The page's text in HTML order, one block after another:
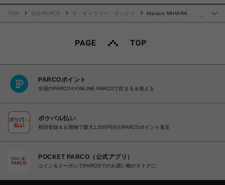
TOP 仙台PARCO ザ・ギャラリー・ボックス
Maison MIHARA
PARCOポイント
全国のPARCOやONLINE PARCOで貯まる＆使える
ポケパル払い
初回登録＆お買物で最大1,500円分のPARCOポイント進呈
POCKET PARCO（公式アプリ）
コイン＆クーポンでPARCOでのお買い物がオトクに